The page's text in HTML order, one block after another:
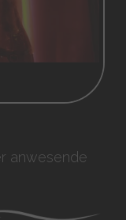
anwesende